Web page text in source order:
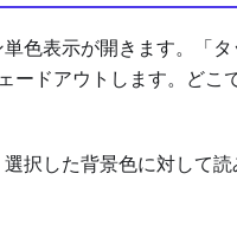
色表示が開きます。「
ードアウトします。どこ
択した背景色に対して